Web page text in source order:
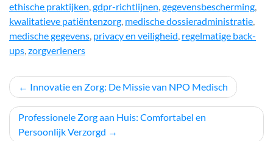
ethische praktijken,gdpr-richtlijnen,gegevensbescherming,
kwalitatieve patiëntenzorg, medische dossieradministratie,
medische gegevens, privacy en veiligheid, regelmatige back-
ups,zorgverleners
Berichtnavigatie
Innovatie en Zorg: De Missie van NPO Medisch
Professionele Zorg aan Huis: Comfortabel en
Persoonlijk Verzorgd